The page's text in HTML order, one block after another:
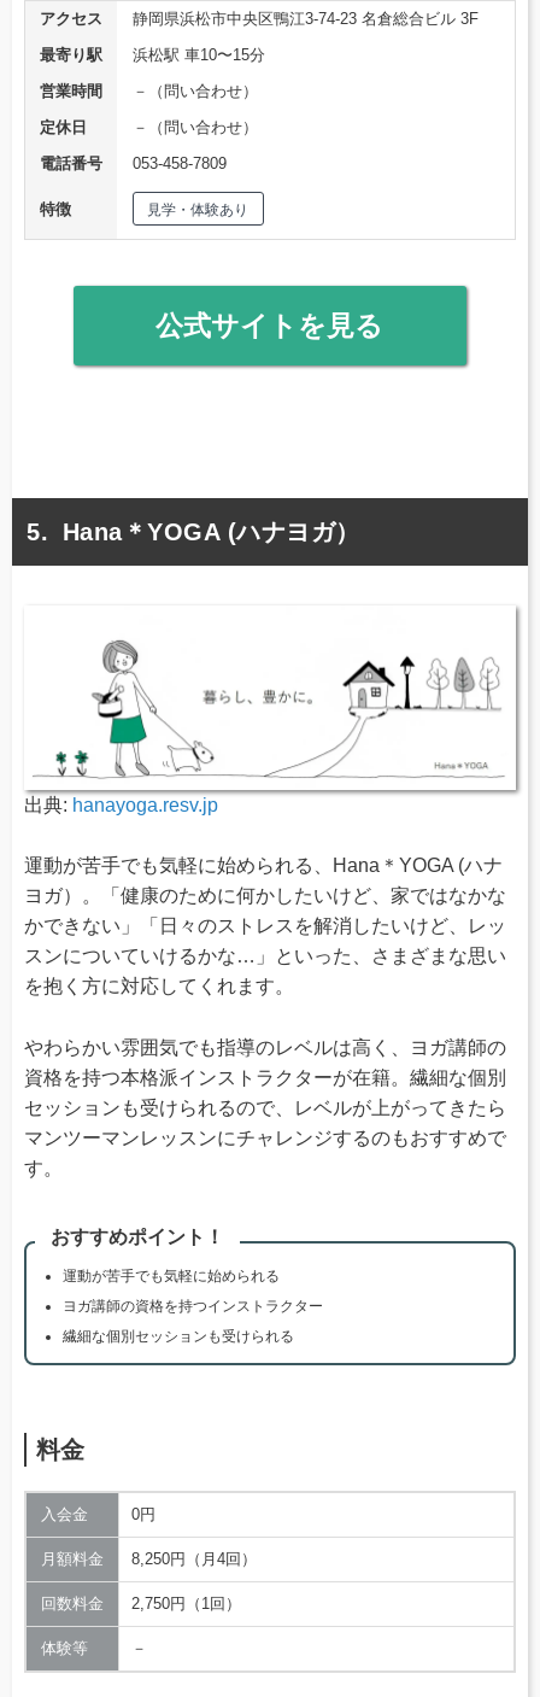
アクセス
静岡県浜松市中央区鴨江3-74-23 名倉総合ビル 3F
最寄り駅
浜松駅 車10〜15分
営業時間
－（問い合わせ）
定休日
－（問い合わせ）
電話番号
053-458-7809
特徴 見学・体験あり
公式サイトを見る
Hana＊YOGA (ハナヨガ）
出典: hanayoga.resv.jp
運動が苦手でも気軽に始められる、Hana＊YOGA (ハナ
ヨガ）。「健康のために何かしたいけど、家ではなかな
かできない」「日々のストレスを解消したいけど、レッ
スンについていけるかな…」といった、さまざまな思い
を抱く方に対応してくれます。
やわらかい雰囲気でも指導のレベルは高く、ヨガ講師の
資格を持つ本格派インストラクターが在籍。繊細な個別
セッションも受けられるので、レベルが上がってきたら
マンツーマンレッスンにチャレンジするのもおすすめで
す。
おすすめポイント！
運動が苦手でも気軽に始められる
ヨガ講師の資格を持つインストラクター
繊細な個別セッションも受けられる
料金
入会金 0円
月額料金 8,250円（月4回）
回数料金 2,750円（1回）
体験等 －